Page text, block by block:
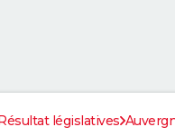
législatives